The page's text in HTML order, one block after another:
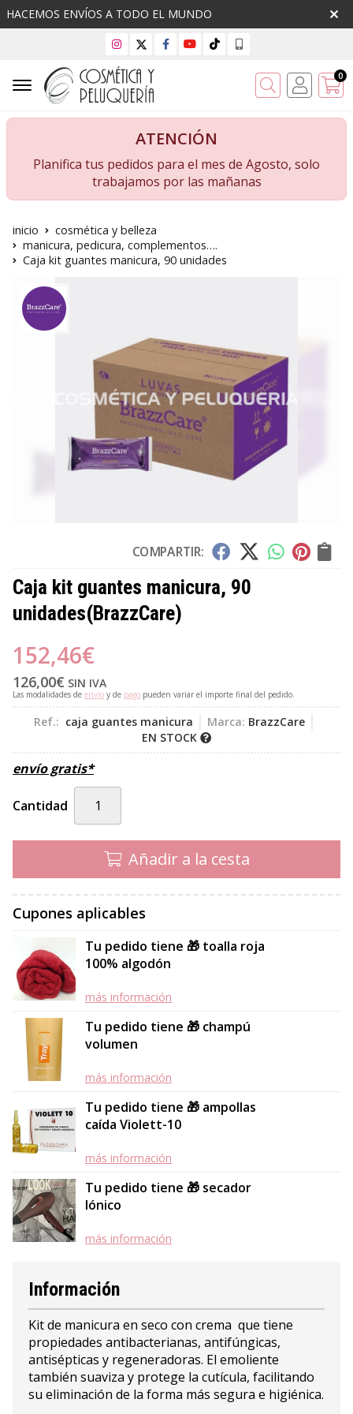
HACEMOS ENVÍOS A TODO EL MUNDO
Buscar 0
ATENCIÓN
Planifica tus pedidos para el mes de Agosto, solo
trabajamos por las mañanas
inicio
cosmética y belleza
manicura, pedicura, complementos….
Caja kit guantes manicura, 90 unidades
COMPARTIR:
Caja kit guantes manicura, 90
unidades(BrazzCare)
152,46€
126,00€ SIN IVA
Las modalidades de envío y de pago pueden variar el importe final del pedido.
Ref.: caja guantes manicura Marca: BrazzCare
EN STOCK
envío gratis*
Cantidad
Añadir a la cesta
Cupones aplicables
Tu pedido tiene 🎁 toalla roja
100% algodón
más información
Tu pedido tiene 🎁 champú
volumen
más información
Tu pedido tiene 🎁 ampollas
caída Violett-10
más información
Tu pedido tiene 🎁 secador
Iónico
más información
Información
Kit de manicura en seco con crema que tiene
propiedades antibacterianas, antifúngicas,
antisépticas y regeneradoras. El emoliente
también suaviza y protege la cutícula, facilitando
su eliminación de la forma más segura e higiénica.